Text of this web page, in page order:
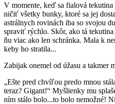
V momente, keď sa fialová tekutina
ničiť všetky bunky, ktoré sa jej
astrálnych rovinách iba so svojou
spraviť rýchlo. Skôr, ako tá
ňu viac ako len schránka. Mala k
keby ho stratila...
Zabijak onemel od úžasu a takmer
„Ešte pred chvíľou predo mnou
teraz? Gigant!“ Myšlienky mu
ním stálo bolo...to bolo nemožné!